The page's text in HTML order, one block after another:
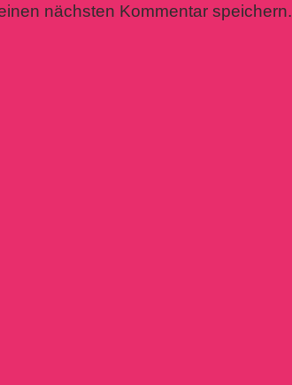
nächsten Kommentar speichern.